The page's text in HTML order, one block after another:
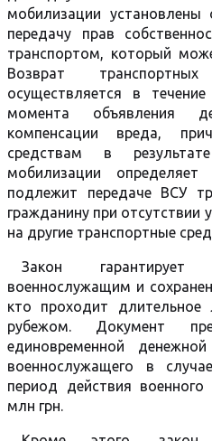
мобилизации установлены
передачу прав
транспортом, который
Возврат
осуществляется в
момента объявления
компенсации вреда,
средствам в
мобилизации
подлежит передаче ВСУ
гражданину при отсутствии
на другие транспортные
Закон
военнослужащим и
кто проходит
рубежом. Документ
единовременной
военнослужащего в
период действия
млн грн.